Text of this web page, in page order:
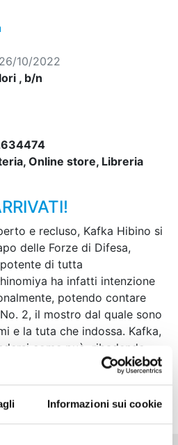
Informazioni sui cookie
26/10/2022
, b/n
Online store, Libreria
e recluso, Kafka Hibino si
delle Forze di Difesa,
di tutta
ha infatti intenzione
potendo contare
2, il mostro dal quale sono
e la tuta che indossa. Kafka,
come può, ribadendo
un umano, fin quando, messo
di Shinomiya, non perde